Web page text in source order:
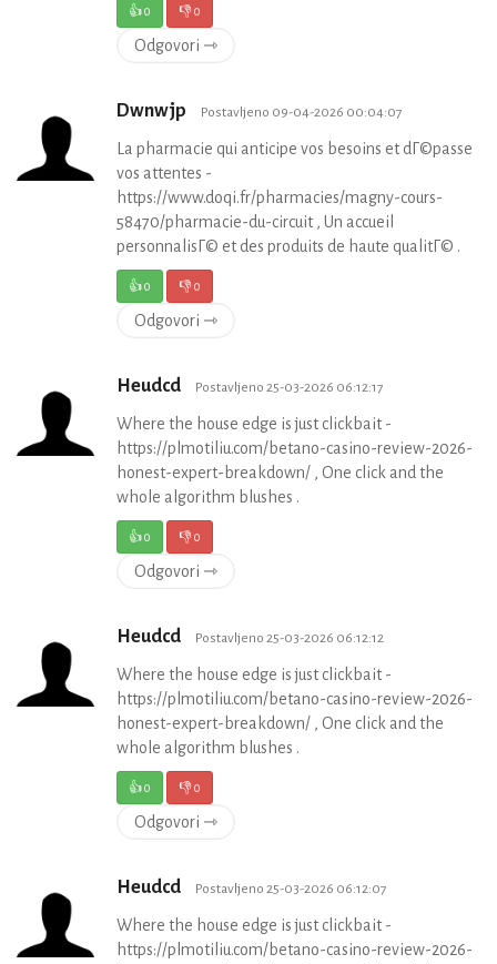
👍0 👎0
Odgovori ⇾
Dwnwjp Postavljeno 09-04-2026 00:04:07
La pharmacie qui anticipe vos besoins et dГ©passe
vos attentes -
https://www.doqi.fr/pharmacies/magny-cours-
58470/pharmacie-du-circuit , Un accueil
personnalisГ© et des produits de haute qualitГ© .
👍0 👎0
Odgovori ⇾
Heudcd Postavljeno 25-03-2026 06:12:17
Where the house edge is just clickbait -
https://plmotiliu.com/betano-casino-review-2026-
honest-expert-breakdown/ , One click and the
whole algorithm blushes .
👍0 👎0
Odgovori ⇾
Heudcd Postavljeno 25-03-2026 06:12:12
Where the house edge is just clickbait -
https://plmotiliu.com/betano-casino-review-2026-
honest-expert-breakdown/ , One click and the
whole algorithm blushes .
👍0 👎0
Odgovori ⇾
Heudcd Postavljeno 25-03-2026 06:12:07
Where the house edge is just clickbait -
https://plmotiliu.com/betano-casino-review-2026-